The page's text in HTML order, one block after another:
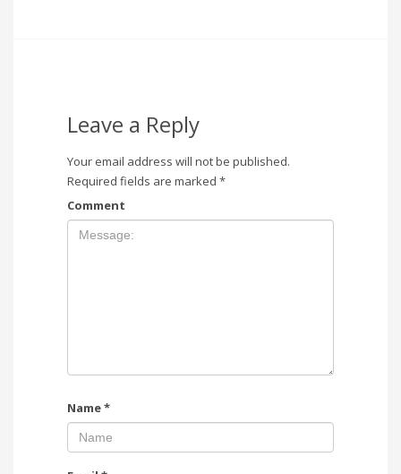
Leave a Reply
Your email address will not be published.
Required fields are marked *
Comment
Name*